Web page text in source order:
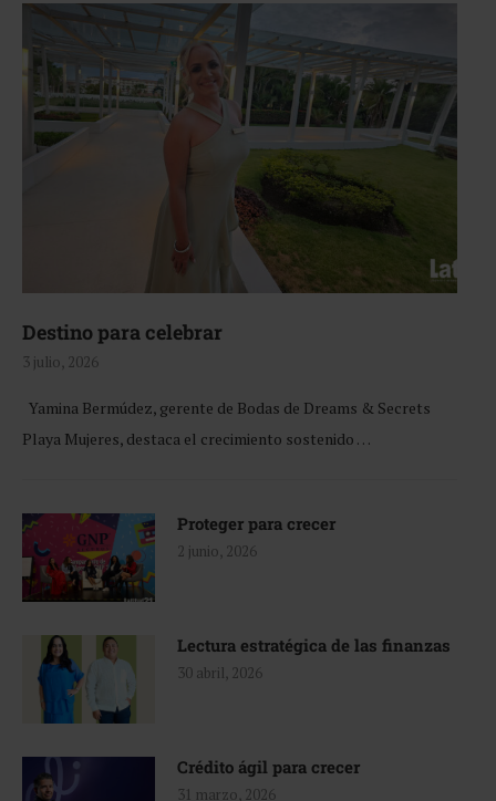
Destino para celebrar
3 julio, 2026
Yamina Bermúdez, gerente de Bodas de Dreams & Secrets
Playa Mujeres, destaca el crecimiento sostenido …
Proteger para crecer
2 junio, 2026
Lectura estratégica de las finanzas
30 abril, 2026
Crédito ágil para crecer
31 marzo, 2026